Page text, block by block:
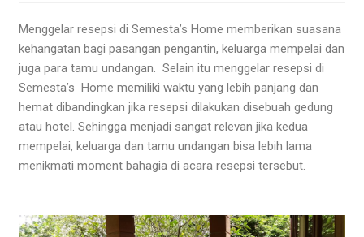
Menggelar resepsi di Semesta’s Home memberikan suasana
kehangatan bagi pasangan pengantin, keluarga mempelai dan
juga para tamu undangan. Selain itumenggelar resepsi di
Semesta’s Home memiliki waktu yang lebih panjang dan
hemat dibandingkan jika resepsi dilakukan disebuah gedung
atau hotel. Sehingga menjadi sangat relevan jika kedua
mempelai, keluarga dan tamu undangan bisa lebih lama
menikmati moment bahagia di acara resepsi tersebut.